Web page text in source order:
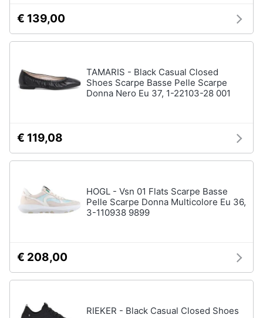
€ 139,00
TAMARIS - Black Casual Closed
Shoes Scarpe Basse Pelle Scarpe
Donna Nero Eu 37, 1-22103-28 001
€ 119,08
HOGL - Vsn 01 Flats Scarpe Basse
Pelle Scarpe Donna Multicolore Eu 36,
3-110938 9899
€ 208,00
RIEKER - Black Casual Closed Shoes